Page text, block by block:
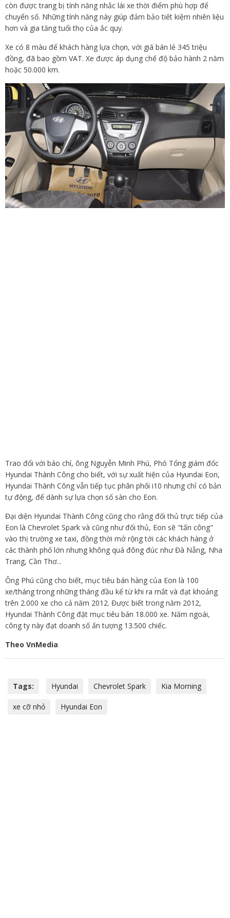
còn được trang bị tính năng nhắc lái xe thời điểm phù hợp để
chuyển số. Những tính năng này giúp đảm bảo tiết kiệm nhiên liệu
hơn và gia tăng tuổi thọ của ắc quy.
Xe có 8 màu để khách hàng lựa chọn, với giá bán lẻ 345 triệu
đồng, đã bao gồm VAT. Xe được áp dụng chế độ bảo hành 2 năm
hoặc 50.000 km.
Trao đổi với báo chí, ông Nguyễn Minh Phú, Phó Tổng giám đốc
Hyundai Thành Công cho biết, với sự xuất hiện của Hyundai Eon,
Hyundai Thành Công vẫn tiếp tục phân phối i10 nhưng chỉ có bản
tự động, để dành sự lựa chọn số sàn cho Eon.
Đại diện Hyundai Thành Công cũng cho rằng đối thủ trực tiếp của
Eon là Chevrolet Spark và cũng như đối thủ, Eon sẽ "tấn công"
vào thị trường xe taxi, đồng thời mở rộng tới các khách hàng ở
các thành phố lớn nhưng không quá đông đúc như Đà Nẵng, Nha
Trang, Cần Thơ...
Ông Phú cũng cho biết, mục tiêu bán hàng của Eon là 100
xe/tháng trong những tháng đầu kể từ khi ra mắt và đạt khoảng
trên 2.000 xe cho cả năm 2012. Được biết trong năm 2012,
Hyundai Thành Công đặt mục tiêu bán 18.000 xe. Năm ngoái,
công ty này đạt doanh số ấn tượng 13.500 chiếc.
Theo VnMedia
Tags: Hyundai Chevrolet Spark Kia Morning
xe cỡ nhỏ Hyundai Eon